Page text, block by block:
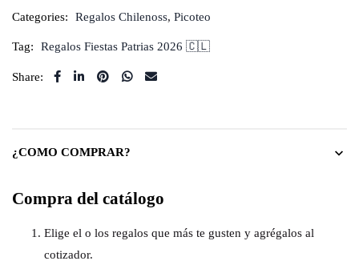
Categories: Regalos Chilenoss, Picoteo
Tag: Regalos Fiestas Patrias 2026 🇨🇱
Share:
¿COMO COMPRAR?
Compra del catálogo
Elige el o los regalos que más te gusten y agrégalos al
cotizador.